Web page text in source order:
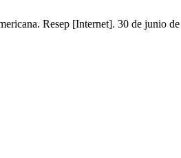
Resep [Internet]. 30 de junio